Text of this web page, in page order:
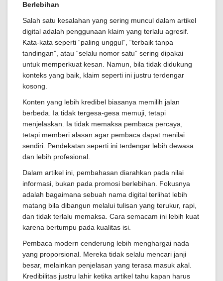
Berlebihan
Salah satu kesalahan yang sering muncul dalam artikel
digital adalah penggunaan klaim yang terlalu agresif.
Kata-kata seperti “paling unggul”, “terbaik tanpa
tandingan”, atau “selalu nomor satu” sering dipakai
untuk memperkuat kesan. Namun, bila tidak didukung
konteks yang baik, klaim seperti ini justru terdengar
kosong.
Konten yang lebih kredibel biasanya memilih jalan
berbeda. Ia tidak tergesa-gesa memuji, tetapi
menjelaskan. Ia tidak memaksa pembaca percaya,
tetapi memberi alasan agar pembaca dapat menilai
sendiri. Pendekatan seperti ini terdengar lebih dewasa
dan lebih profesional.
Dalam artikel ini, pembahasan diarahkan pada nilai
informasi, bukan pada promosi berlebihan. Fokusnya
adalah bagaimana sebuah nama digital terlihat lebih
matang bila dibangun melalui tulisan yang terukur, rapi,
dan tidak terlalu memaksa. Cara semacam ini lebih kuat
karena bertumpu pada kualitas isi.
Pembaca modern cenderung lebih menghargai nada
yang proporsional. Mereka tidak selalu mencari janji
besar, melainkan penjelasan yang terasa masuk akal.
Kredibilitas justru lahir ketika artikel tahu kapan harus